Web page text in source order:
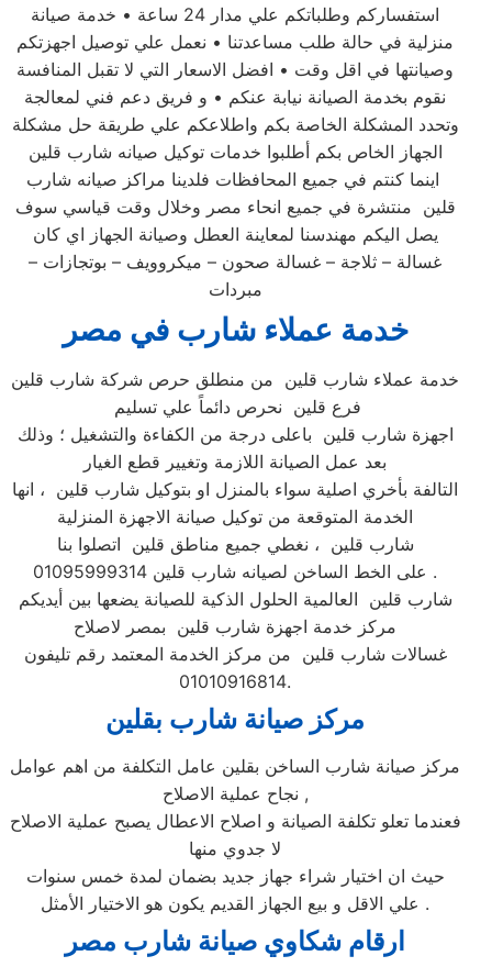
استفساركم وطلباتكم علي مدار 24 ساعة • خدمة صيانة
منزلية في حالة طلب مساعدتنا • نعمل علي توصيل اجهزتكم
وصيانتها في اقل وقت • افضل الاسعار التي لا تقبل المنافسة
نقوم بخدمة الصيانة نيابة عنكم • و فريق دعم فني لمعالجة
وتحدد المشكلة الخاصة بكم واطلاعكم علي طريقة حل مشكلة
الجهاز الخاص بكم أطلبوا خدمات توكيل صيانه شارب قلين
اينما كنتم في جميع المحافظات فلدينا مراكز صيانه شارب
قلين منتشرة في جميع انحاء مصر وخلال وقت قياسي سوف
يصل اليكم مهندسنا لمعاينة العطل وصيانة الجهاز اي كان
غسالة – ثلاجة – غسالة صحون – ميكروويف – بوتجازات –
مبردات
خدمة عملاء شارب في مصر
خدمة عملاء شارب قلين من منطلق حرص شركة شارب قلين
فرع قلين نحرص دائماً علي تسليم
اجهزة شارب قلين باعلى درجة من الكفاءة والتشغيل ؛ وذلك
بعد عمل الصيانة اللازمة وتغيير قطع الغيار
التالفة بأخري اصلية سواء بالمنزل او بتوكيل شارب قلين ، انها
الخدمة المتوقعة من توكيل صيانة الاجهزة المنزلية
شارب قلين ، نغطي جميع مناطق قلين اتصلوا بنا
على الخط الساخن لصيانه شارب قلين 01095999314 .
شارب قلين العالمية الحلول الذكية للصيانة يضعها بين أيديكم
مركز خدمة اجهزة شارب قلين بمصر لاصلاح
غسالات شارب قلين من مركز الخدمة المعتمد رقم تليفون
01010916814.
مركز صيانة شارب بقلين
مركز صيانة شارب الساخن بقلين عامل التكلفة من اهم عوامل
نجاح عملية الاصلاح ,
فعندما تعلو تكلفة الصيانة و اصلاح الاعطال يصبح عملية الاصلاح
لا جدوي منها
حيث ان اختيار شراء جهاز جديد بضمان لمدة خمس سنوات
علي الاقل و بيع الجهاز القديم يكون هو الاختيار الأمثل .
ارقام شكاوي صيانة شارب مصر